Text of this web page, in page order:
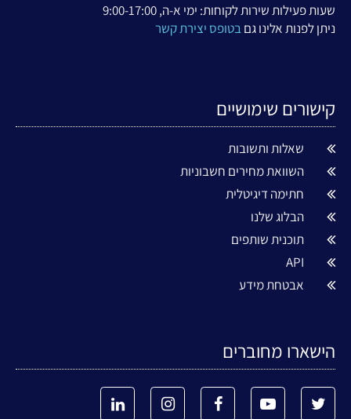
שעות פעילות שירות לקוחות: ימי א-ה, 9:00-17:00
ניתן לפנות אלינו גםבטופס יצירת קשר
קישורים שימושיים
שאלות ותשובות
השוואת מחירים חשבוניות
חתימה דיגיטלית
הבלוג שלנו
תוכנית שותפים
API
אבטחת מידע
הישארו מחוברים